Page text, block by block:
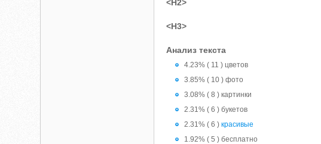
<H2>
<H3>
Анализ текста
4.23% ( 11 ) цветов
3.85% ( 10 ) фото
3.08% ( 8 ) картинки
2.31% ( 6 ) букетов
2.31% ( 6 )красивые
1.92% ( 5 ) бесплатно